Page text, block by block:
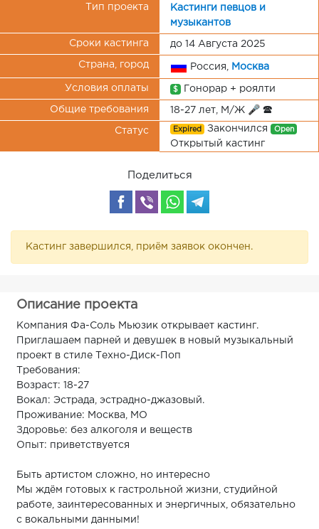
Тип проекта
Кастинги певцов и
музыкантов
Сроки кастинга до 14 Августа 2025
Страна, город Россия, Москва
Условия оплаты $ Гонорар + роялти
Общие требования 18-27 лет, М/Ж 🎤 🕿
Статус Expired Закончился Open
Открытый кастинг
Поделиться
Кастинг завершился, приём заявок окончен.
Описание проекта
Компания Фа-Соль Мьюзик открывает кастинг.
Приглашаем парней и девушек в новый музыкальный
проект в стиле Техно-Диск-Поп
Требования:
Возраст: 18-27
Вокал: Эстрада, эстрадно-джазовый.
Проживание: Москва, МО
Здоровье: без алкоголя и веществ
Опыт: приветствуется
Быть артистом сложно, но интересно
Мы ждём готовых к гастрольной жизни, студийной
работе, заинтересованных и энергичных, обязательно
с вокальными данными!